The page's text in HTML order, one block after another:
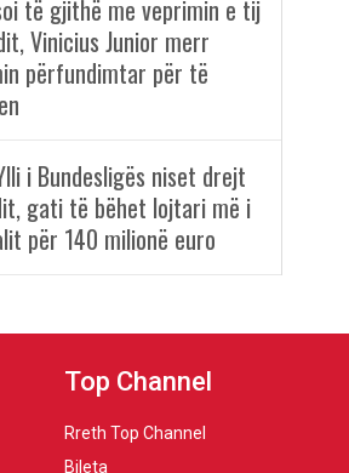
të gjithë me veprimin e tij
Vinicius Junior merr
përfundimtar për të
i Bundesligës niset drejt
gati të bëhet lojtari më i
për 140 milionë euro
Top Channel
Rreth Top Channel
Bileta